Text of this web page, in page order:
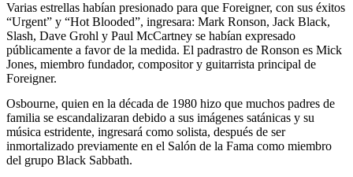
Varias estrellas habían presionado para que Foreigner, con sus éxitos
“Urgent” y “Hot Blooded”, ingresara: Mark Ronson, Jack Black,
Slash, Dave Grohl y Paul McCartney se habían expresado
públicamente a favor de la medida. El padrastro de Ronson es Mick
Jones, miembro fundador, compositor y guitarrista principal de
Foreigner.
Osbourne, quien en la década de 1980 hizo que muchos padres de
familia se escandalizaran debido a sus imágenes satánicas y su
música estridente, ingresará como solista, después de ser
inmortalizado previamente en el Salón de la Fama como miembro
del grupo Black Sabbath.